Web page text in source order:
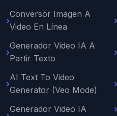
Conversor Imagen A
Video En Línea
Generador Video IA A
Partir Texto
AI Text To Video
Generator (Veo Mode)
Generador Video IA